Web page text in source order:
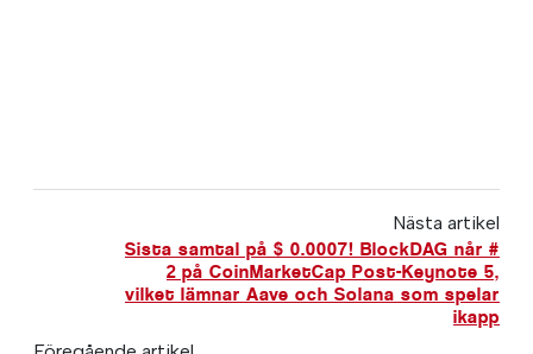
Nästa artikel
Sista samtal på $ 0.0007! BlockDAG når #
2 på CoinMarketCap Post-Keynote 5,
vilket lämnar Aave och Solana som spelar
ikapp